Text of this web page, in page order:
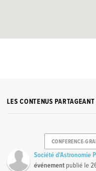
LES CONTENUS
CONFERENCE-
Société d'Astronomie
événement publié le